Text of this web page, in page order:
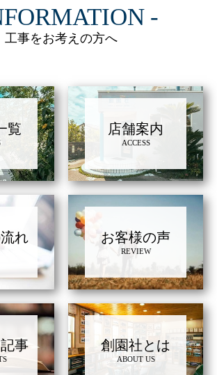
工事をお考えの方へ
覧 店舗案内
ACCESS
れ お客様の声
REVIEW
事 創園社とは
ABOUT US